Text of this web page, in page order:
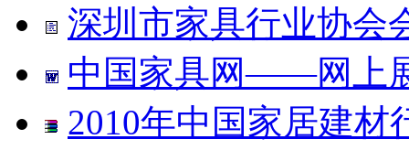
深圳市家具行业协会
中国家具网——网上
2010年中国家居建材